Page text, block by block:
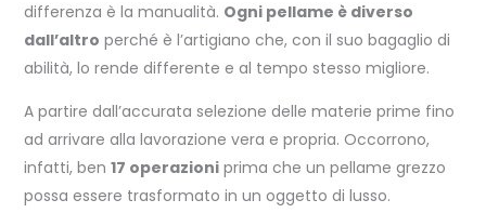
differenza è la manualità. Ogni pellame è diverso
dall’altro perché è l’artigiano che, con il suo bagaglio di
abilità, lo rende differente e al tempo stesso migliore.
A partire dall’accurata selezione delle materie prime fino
ad arrivare alla lavorazione vera e propria. Occorrono,
infatti, ben 17 operazioniprima che un pellame grezzo
possa essere trasformato in un oggetto di lusso.